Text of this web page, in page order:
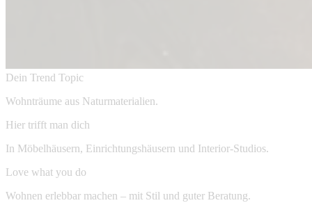
Dein Trend Topic
Wohnträume aus Naturmaterialien.
Hier trifft man dich
In Möbelhäusern, Einrichtungshäusern und Interior-Studios.
Love what you do
Wohnen erlebbar machen – mit Stil und guter Beratung.